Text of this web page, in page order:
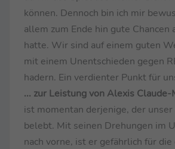
können. Dennoch bin ich mir
allem zum Ende hin gute Chancen
hatte. Wir sind auf einem guten
mit einem Unentschieden gegen
hadern. Ein verdienter Punkt für
... zur Leistung von Alexis Claude-
ist momentan derjenige, der
belebt. Mit seinen Drehungen im
nach vorne, ist er gefährlich für die